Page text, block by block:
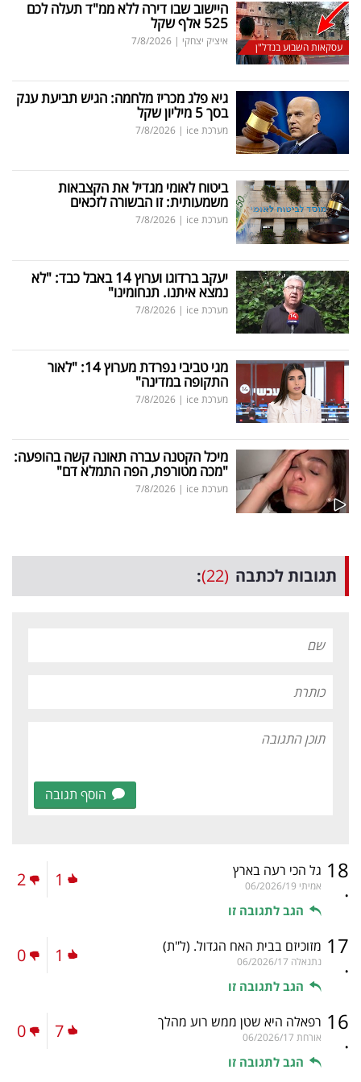
עסקאות השבוע בנדל"ן
היישוב שבו דירה ללא ממ"ד תעלה לכם
525 אלף שקל
איציק יצחקי |
7/8/2026
גיא פלג מכריז מלחמה: הגיש תביעת ענק
בסך 5 מיליון שקל
מערכת ice |
7/8/2026
ביטוח לאומי מגדיל את הקצבאות
משמעותית: זו הבשורה לזכאים
מערכת ice |
7/8/2026
יעקב ברדוגו וערוץ 14 באבל כבד: "לא
נמצא איתנו. תנחומינו"
מערכת ice |
7/8/2026
מגי טביבי נפרדת מערוץ 14: "לאור
התקופה במדינה"
מערכת ice |
7/8/2026
מיכל הקטנה עברה תאונה קשה בהופעה:
"מכה מטורפת, הפה התמלא דם"
מערכת ice |
7/8/2026
תגובות לכתבה (22)
:
הוסף תגובה
18
.
גל הכי רעה בארץ
אמיתי 06/2026/19
הגב לתגובה זו
1
2
17
.
מזוכיזם בבית האח הגדול. (ל"ת)
נתנאלה 06/2026/17
הגב לתגובה זו
1
0
16
.
רפאלה היא שטן ממש רוע מהלך
אורחת 06/2026/17
הגב לתגובה זו
7
0